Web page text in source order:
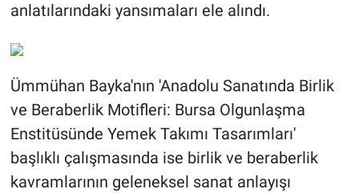
anlatılarındaki yansımaları ele alındı.
Ümmühan Bayka'nın 'Anadolu Sanatında Birlik
ve Beraberlik Motifleri: Bursa Olgunlaşma
Enstitüsünde Yemek Takımı Tasarımları'
başlıklı çalışmasında ise birlik ve beraberlik
kavramlarının geleneksel sanat anlayışı